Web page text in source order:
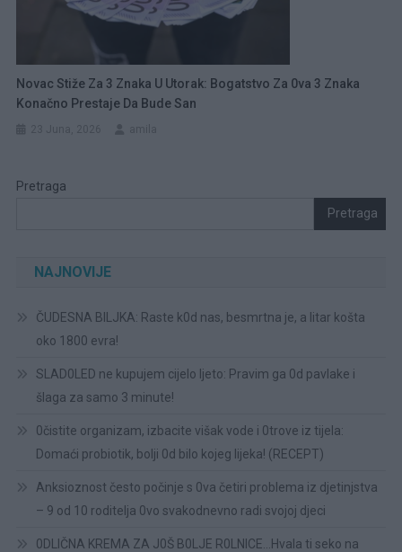
Novac Stiže Za 3 Znaka U Utorak: Bogatstvo Za 0va 3 Znaka
Konačno Prestaje Da Bude San
Pretraga
Pretraga
NAJNOVIJE
ČUDESNA BILJKA: Raste k0d nas, besmrtna je, a litar košta
oko 1800 evra!
SLAD0LED ne kupujem cijelo ljeto: Pravim ga 0d pavlake i
šlaga za samo 3 minute!
0čistite organizam, izbacite višak vode i 0trove iz tijela:
Domaći probiotik, bolji 0d bilo kojeg lijeka! (RECEPT)
Anksioznost često počinje s 0va četiri problema iz djetinjstva
– 9 od 10 roditelja 0vo svakodnevno radi svojoj djeci
0DLIČNA KREMA ZA J0Š B0LJE R0LNICE…Hvala ti seko na